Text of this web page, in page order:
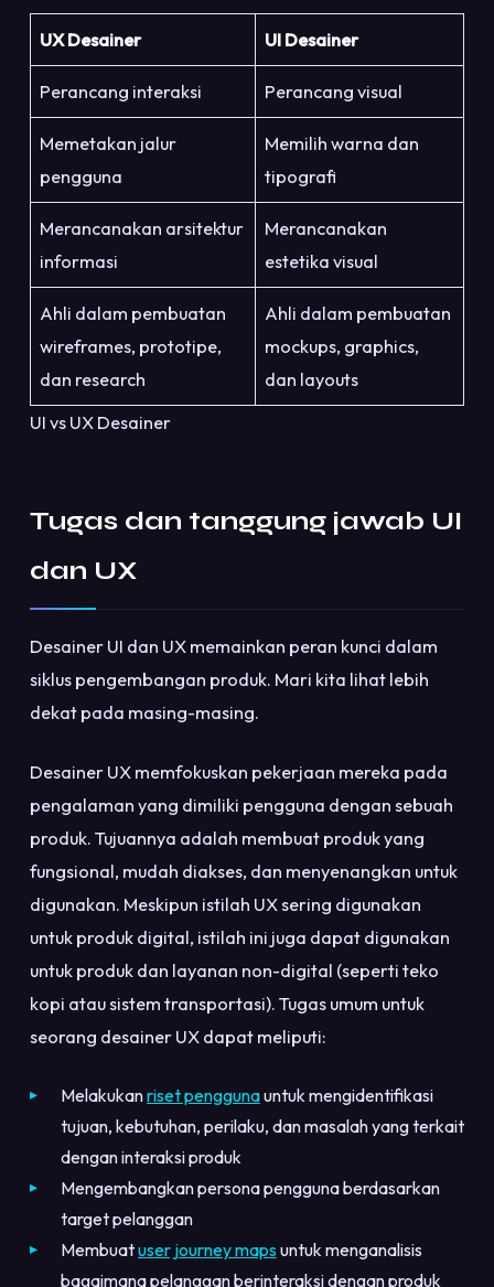
UX Desainer UI Desainer
Perancang interaksi Perancang visual
Memetakan jalur
pengguna
Memilih warna dan
tipografi
Merancanakan arsitektur
informasi
Merancanakan
estetika visual
Ahli dalam pembuatan
wireframes, prototipe,
dan research
Ahli dalam pembuatan
mockups, graphics,
dan layouts
UI vs UX Desainer
Tugas dan tanggung jawab UI
dan UX
Desainer UI dan UX memainkan peran kunci dalam
siklus pengembangan produk. Mari kita lihat lebih
dekat pada masing-masing.
Desainer UX memfokuskan pekerjaan mereka pada
pengalaman yang dimiliki pengguna dengan sebuah
produk. Tujuannya adalah membuat produk yang
fungsional, mudah diakses, dan menyenangkan untuk
digunakan. Meskipun istilah UX sering digunakan
untuk produk digital, istilah ini juga dapat digunakan
untuk produk dan layanan non-digital (seperti teko
kopi atau sistem transportasi). Tugas umum untuk
seorang desainer UX dapat meliputi:
Melakukanriset penggunauntuk mengidentifikasi
tujuan, kebutuhan, perilaku, dan masalah yang terkait
dengan interaksi produk
Mengembangkan persona pengguna berdasarkan
target pelanggan
Membuatuser journey maps untuk menganalisis
bagaimana pelanggan berinteraksi dengan produk